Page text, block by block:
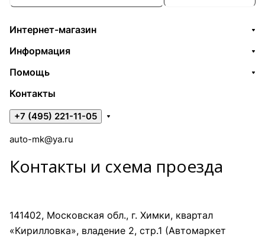
Интернет-магазин
Информация
Помощь
Контакты
+7 (495) 221-11-05
auto-mk@ya.ru
Контакты и схема проезда
141402, Московская обл., г. Химки, квартал
«Кирилловка», владение 2, стр.1 (Автомаркет